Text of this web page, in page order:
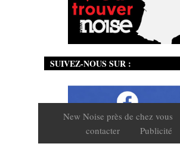
SUIVEZ-NOUS SUR :
New Noise près de chez vous
contacter
Publicité